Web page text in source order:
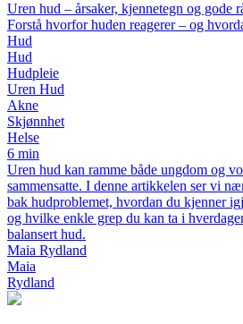
Uren hud – årsaker, kjennetegn og gode
Forstå hvorfor huden reagerer – og
Hud
Hud
Hudpleie
Uren Hud
Akne
Skjønnhet
Helse
6 min
Uren hud kan ramme både ungdom og
sammensatte. I denne artikkelen ser vi
bak hudproblemet, hvordan du kjenner
og hvilke enkle grep du kan ta i
balansert hud.
Maia Rydland
Maia
Rydland